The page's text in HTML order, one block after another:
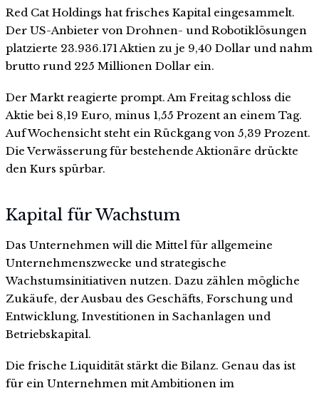
Red Cat Holdings hat frisches Kapital eingesammelt.
Der US-Anbieter von Drohnen- und Robotiklösungen
platzierte 23.936.171 Aktien zu je 9,40 Dollar und nahm
brutto rund 225 Millionen Dollar ein.
Der Markt reagierte prompt. Am Freitag schloss die
Aktie bei 8,19 Euro, minus 1,55 Prozent an einem Tag.
Auf Wochensicht steht ein Rückgang von 5,39 Prozent.
Die Verwässerung für bestehende Aktionäre drückte
den Kurs spürbar.
Kapital für Wachstum
Das Unternehmen will die Mittel für allgemeine
Unternehmenszwecke und strategische
Wachstumsinitiativen nutzen. Dazu zählen mögliche
Zukäufe, der Ausbau des Geschäfts, Forschung und
Entwicklung, Investitionen in Sachanlagen und
Betriebskapital.
Die frische Liquidität stärkt die Bilanz. Genau das ist
für ein Unternehmen mit Ambitionen im